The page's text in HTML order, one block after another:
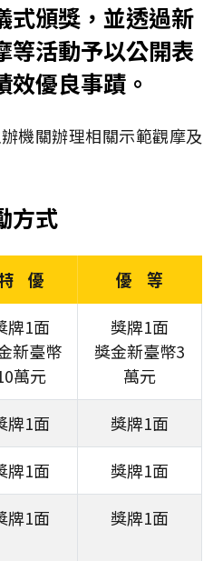
式頒獎，並透過新
等活動予以公開表
優良事蹟。
機關辦理相關示範觀摩及
方式
優
優 等
牌1面
新臺幣
萬元
獎牌1面
獎金新臺幣3
萬元
牌1面
獎牌1面
牌1面
獎牌1面
牌1面 獎牌1面